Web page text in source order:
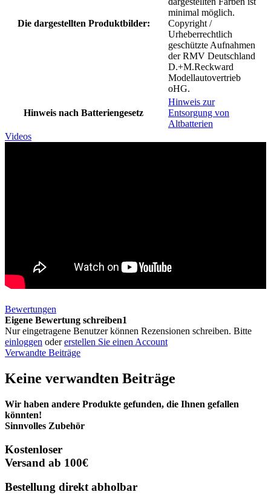
Die dargestellten Produktbilder:
minimal möglich.
Copyright /
Urheberrechtlich
geschützte Aufnahmen
der RMV Deutschland
D.+M.Reckward
Modellautovertrieb
oHG.
Hinweis nach Batteriengesetz
Hinweis zur
Entsorgung von
Altbatterien
Videos
Bewertungen
Eigene Bewertung schreiben1
Nur eingetragene Benutzer können Rezensionen schreiben. Bitte
einloggen odererstellen Sie einen Account
Verwandte Beiträge
Keine verwandten Beiträge
Wir haben andere Produkte gefunden, die Ihnen gefallen
könnten!
Sinnvolles Zubehör
Kostenloser
Versand ab 100€
Bestellung direkt abholbar